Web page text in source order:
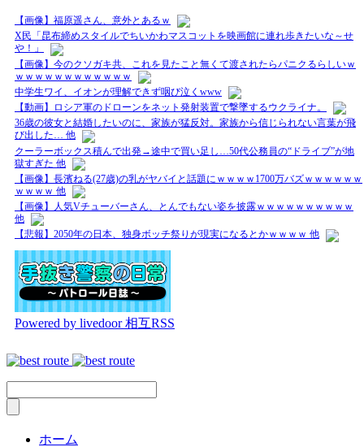
【画像】福原遥さん、意外とあるｗ
X民「昆布締めスタイルでちいかわマスコットを映画館に連れ歩きたいな～せ
や！」
【画像】今のクソガキ共、これを見たこと無くて渡されたらパニクるらしいｗ
ｗｗｗｗｗｗｗｗｗｗｗｗ
中学生ワイ、イオンが理解できず咽び泣くwww
【動画】ロシア軍のドローンをネット発射装置で撃墜するウクライナ。
36歳の彼女と結婚したいのに、家族が猛反対。家族から信じられない言葉が飛
び出した… 他
クーラーボックス積んで出発→途中で買い足し…50代公務員の“ドライブ”が地
獄すぎた 他
【画像】長濱ねる(27歳)の乳がヤバイと話題にｗｗｗｗ1700万バズｗｗｗｗｗｗ
ｗｗｗｗ 他
【画像】人気Vチューバーさん、とんでもない姿を披露ｗｗｗｗｗｗｗｗｗｗ
他
【悲報】2050年の日本、独身ボッチ祭りが現実になるとかｗｗｗｗ 他
Powered by livedoor 相互RSS
ホーム